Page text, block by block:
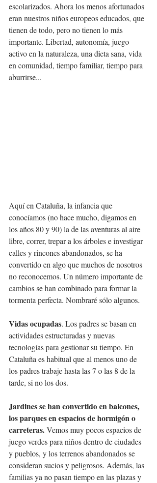
escolarizados. Ahora los menos afortunados
eran nuestros niños europeos educados, que
tienen de todo, pero no tienen lo más
importante. Libertad, autonomía, juego
activo en la naturaleza, una dieta sana, vida
en comunidad, tiempo familiar, tiempo para
aburrirse...
Aquí en Cataluña, la infancia que
conocíamos (no hace mucho, digamos en
los años 80 y 90) la de las aventuras al aire
libre, correr, trepar a los árboles e investigar
calles y rincones abandonados, se ha
convertido en algo que muchos de nosotros
no reconocemos. Un número importante de
cambios se han combinado para formar la
tormenta perfecta. Nombraré sólo algunos.
Vidas ocupadas. Los padres se basan en
actividades estructuradas y nuevas
tecnologías para gestionar su tiempo. En
Cataluña es habitual que al menos uno de
los padres trabaje hasta las 7 o las 8 de la
tarde, si no los dos.
Jardines se han convertido en balcones,
los parques en espacios de hormigón o
carreteras. Vemos muy pocos espacios de
juego verdes para niños dentro de ciudades
y pueblos, y los terrenos abandonados se
consideran sucios y peligrosos. Además, las
familias ya no pasan tiempo en las plazas y